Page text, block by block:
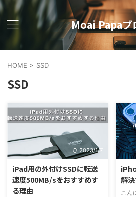
Moai Papaブ
HOME > SSD
SSD
2023/1/7
iPad用の外付けSSDに転送
速度500MB/sをおすすめす
る理由
解
こん